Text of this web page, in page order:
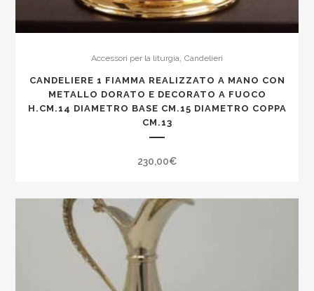
Accessori per la liturgia Candelieri
CANDELIERE 1 FIAMMA REALIZZATO A MANO CON
METALLO DORATO E DECORATO A FUOCO
H.CM.14 DIAMETRO BASE CM.15 DIAMETRO COPPA
CM.13
230,00€